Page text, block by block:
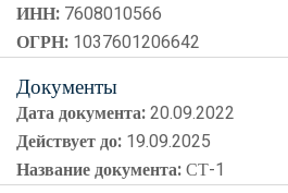
ИНН: 7608010566
ОГРН: 1037601206642
Документы
Дата документа:20.09.2022
Действует до: 19.09.2025
Название документа:СТ-1